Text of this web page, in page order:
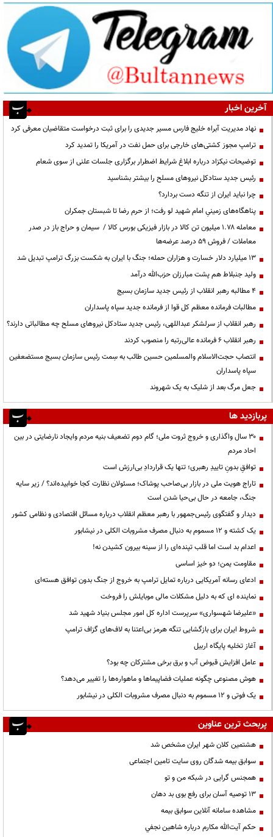
آخرین اخبار
نهاد مدیریت آبراه خلیج فارس مسیر جدیدی را برای ثبت درخواست متقاضیان معرفی کرد
ترامپ مجوز کشتی‌های خارجی برای حمل نفت در آمریکا را تمدید کرد
توضیحات نیکزاد درباره ابلاغ شرایط اضطرار برگزاری جلسات علنی از سوی شعام
رئیس جدید ستادکل نیروهای مسلح را بیشتر بشناسید
چرا نباید ایران از تنگه دست بردارد؟
پناهگاه‌های زمینیِ امام شهید لو رفت؛ از حرم رضا تا شبستان جمکران
معامله ۱.۷۸ میلیون تن کالا در بازار فیزیکی بورس کالا / سیمان و حراج باز در صدر
معاملات / فروش ۵۹ درصد عرضه‌ها
۱۳ میلیارد دلار خسارت و هزاران حمله؛ جنگ با ایران به شکست بزرگ ترامپ تبدیل شد
ولید جنبلاط هم پشت مبارزان حزب‌الله درآمد
۴ مطالبه رهبر انقلاب از رئیس جدید سازمان بسیج
مطالبات فرمانده معظم کل قوا از فرمانده جدید سپاه پاسداران
رهبر انقلاب از سرلشکر عبداللهی، رئیس جدید ستادکل نیروهای مسلح چه مطالباتی دارند؟
رهبر انقلاب ۶ فرمانده عالی‌رتبه را منصوب کردند
انتصاب حجت‌الاسلام ‌والمسلمین حسین طائب به سِمت رئیس سازمان بسیج مستضعفین
سپاه پاسداران
جعل مرگ بعد از شلیک به یک شهروند
پربازدید ها
۳۰ سال واگذاری و خروج ثروت ملی؛ گام دوم تضعیف بنیه مردم وایجاد نارضایتی در بین
احاد مردم
توافقِ بدونِ تاییدِ رهبری؛ تنها یک قراردادِ بی‌ارزش است
تاراج هویت ملی در بازار بی‌صاحب پوشاک؛ مسئولان نظارت کجا خوابیده‌اند؟ / زیر سایه
جنگ، جامعه در حال بی‌حیا شدن است
دیدار و گفتگوی رئیس‌جمهور با رهبر معظم انقلاب درباره مسائل اقتصادی و نظامی کشور
یک کشته و ۱۲ مسموم به دنبال مصرف مشروبات الکلی در نیشابور
اعدام بد است اما قلب تپنده‌ای را از سینه بیرون کشیدن نه!
مقاومت یمن؛ دو خیز اساسی
ادعای رسانه آمریکایی درباره تمایل ترامپ به خروج از جنگ بدون توافق هسته‌ای
نماینده ای که به دلیل مشکلات مالی موبایلش را فروخت
«علیرضا شهسواری» سرپرست اداره کل امور مجلس بنیاد شهید شد
شروط ایران برای بازگشایی تنگه هرمز بی‌اعتنا به لاف‌های گزاف ترامپ
آغاز تخلیه پایگاه اربیل
عامل افزایش قبوض آب و برق برخی مشترکان چه بود؟
هوش مصنوعی چگونه عملیات فضاپیماها و ماهواره‌ها را تغییر می‌دهد؟
یک فوتی و ۱۲ مسموم به دنبال مصرف مشروبات الکلی در نیشابور
پربحث ترین عناوین
هشتمین کلان شهر ایران مشخص شد
سوابق بیمه شدگان روی سایت تامین اجتماعی
همجنس گرایی در شبکه من و تو
13 توصیه آسان برای رفع بوی بد دهان
مشاهده سامانه آنلاين سوابق بیمه
حكم آيت‌الله مكارم درباره شاهين نجفي